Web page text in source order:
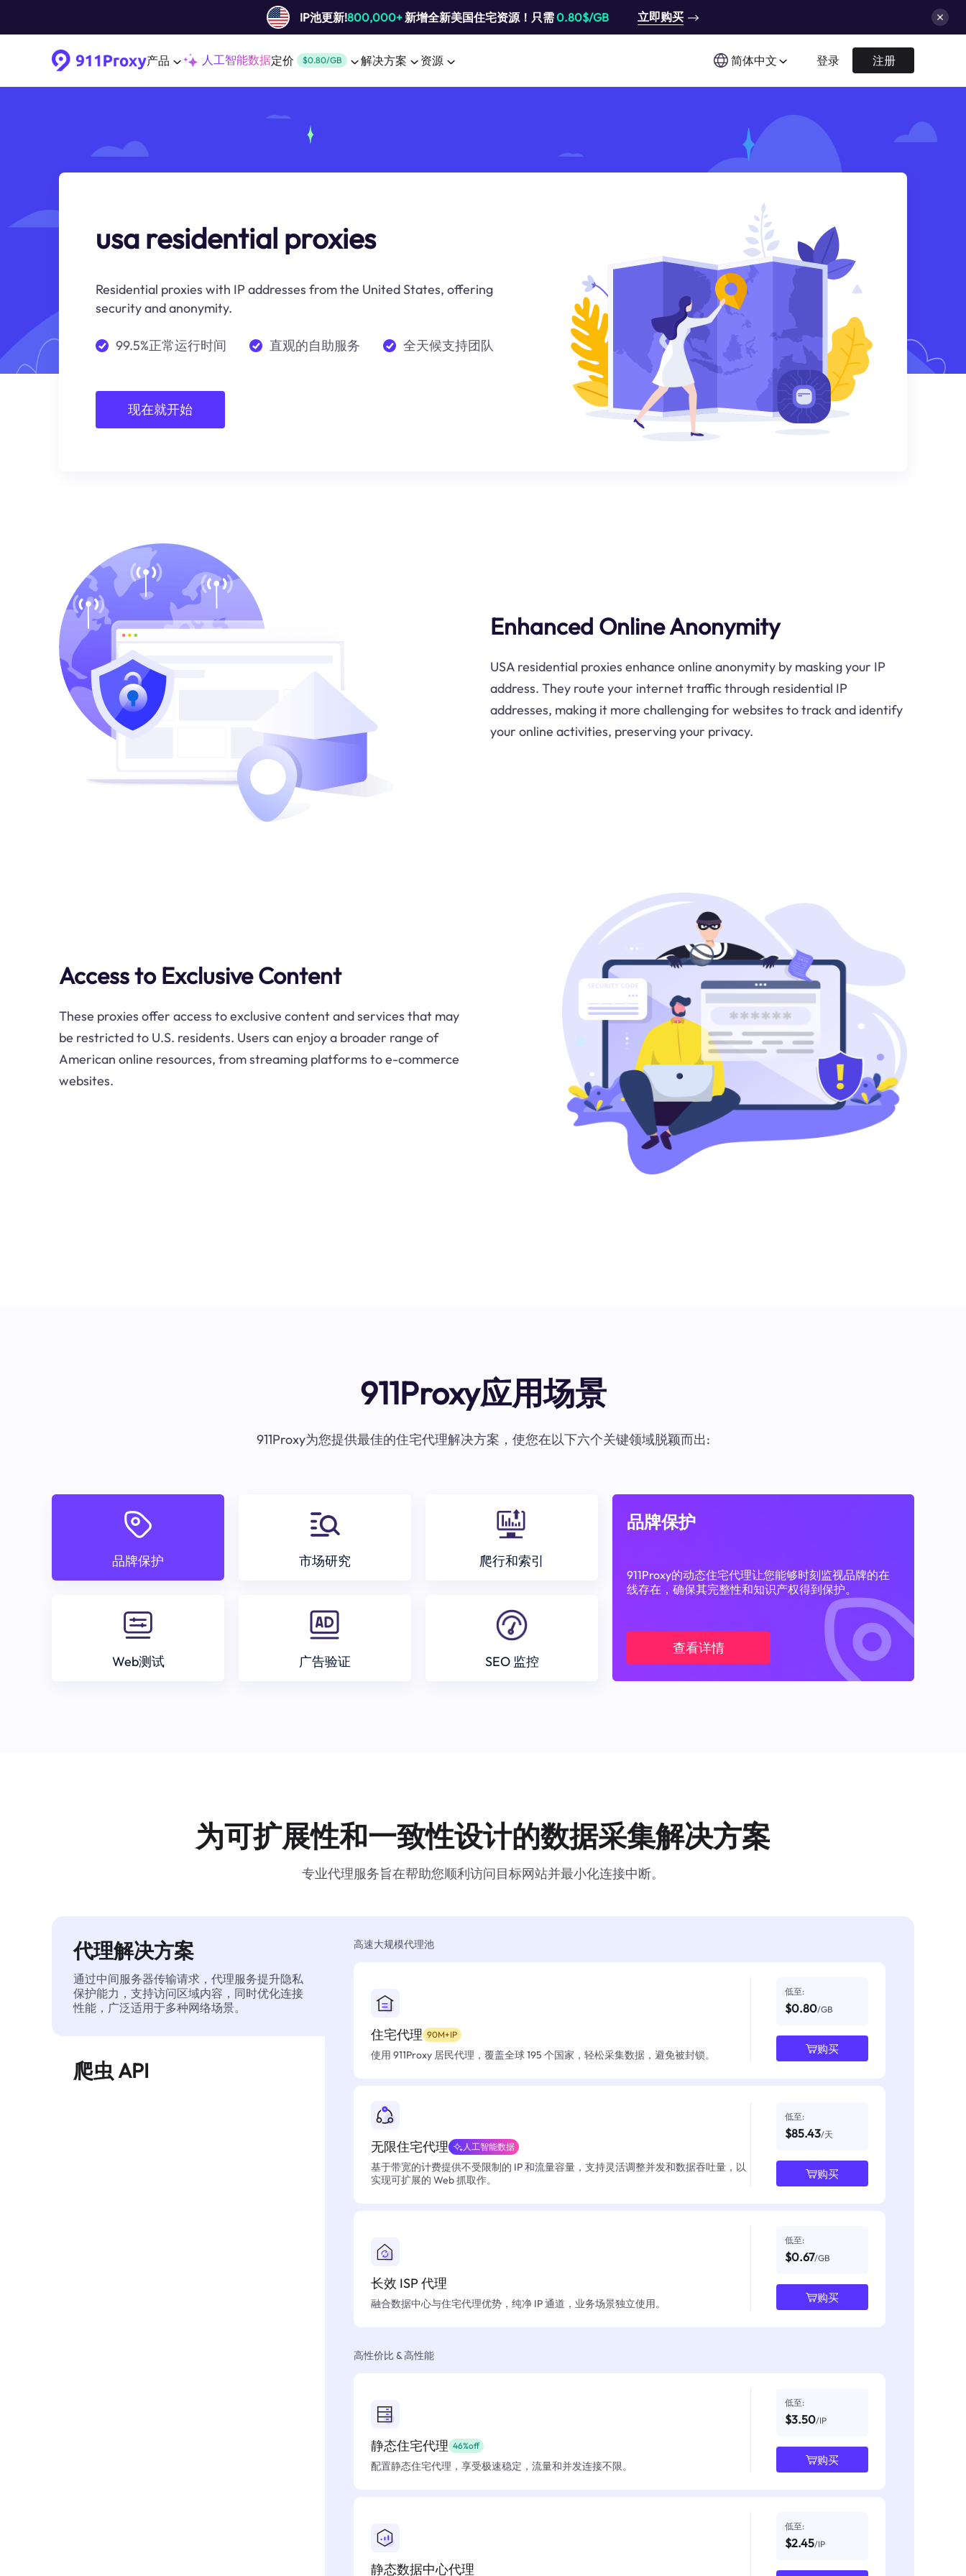
IP池更新!800,000+新增全新美国住宅资源！只需0.80$/GB 立即购买
产品 人工智能数据定价 $0.80/GB 解决方案 资源 简体中文 登录 注册
usa residential proxies
Residential proxies with IP addresses from the United States, offering
security and anonymity.
99.5%正常运行时间 直观的自助服务 全天候支持团队
现在就开始
Enhanced Online Anonymity
USA residential proxies enhance online anonymity by masking your IP
address. They route your internet traffic through residential IP
addresses, making it more challenging for websites to track and identify
your online activities, preserving your privacy.
Access to Exclusive Content
These proxies offer access to exclusive content and services that may
be restricted to U.S. residents. Users can enjoy a broader range of
American online resources, from streaming platforms to e-commerce
websites.
911Proxy应用场景
911Proxy为您提供最佳的住宅代理解决方案，使您在以下六个关键领域脱颖而出:
品牌保护 市场研究 爬行和索引
Web测试 广告验证 SEO 监控
品牌保护
911Proxy的动态住宅代理让您能够时刻监视品牌的在
线存在，确保其完整性和知识产权得到保护。
查看详情
为可扩展性和一致性设计的数据采集解决方案
专业代理服务旨在帮助您顺利访问目标网站并最小化连接中断。
代理解决方案
通过中间服务器传输请求，代理服务提升隐私
保护能力，支持访问区域内容，同时优化连接
性能，广泛适用于多种网络场景。
爬虫 API
高速大规模代理池
住宅代理 90M+IP
使用 911Proxy 居民代理，覆盖全球 195 个国家，轻松采集数据，避免被封锁。
低至:
$0.80/GB
购买
无限住宅代理 人工智能数据
基于带宽的计费提供不受限制的 IP 和流量容量，支持灵活调整并发和数据吞吐量，以
实现可扩展的 Web 抓取作。
低至:
$85.43/天
购买
长效 ISP 代理
融合数据中心与住宅代理优势，纯净 IP 通道，业务场景独立使用。
低至:
$0.67/GB
购买
高性价比 & 高性能
静态住宅代理 46%off
配置静态住宅代理，享受极速稳定，流量和并发连接不限。
低至:
$3.50/IP
购买
静态数据中心代理
低至:
$2.45/IP